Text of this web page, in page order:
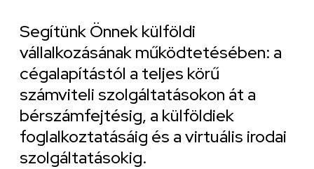
Segítünk Önnek külföldi
vállalkozásának működtetésében: a
cégalapítástól a teljes körű
számviteli szolgáltatásokon át a
bérszámfejtésig, a külföldiek
foglalkoztatásáig és a virtuális irodai
szolgáltatásokig.